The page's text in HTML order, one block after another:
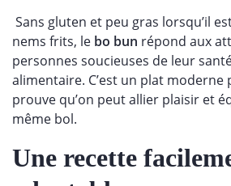
Sans gluten et peu gras lorsqu’il
nems frits, le bo bun répond aux
personnes soucieuses de leur
alimentaire. C’est un plat moderne
prouve qu’on peut allier plaisir et
même bol.
Une recette